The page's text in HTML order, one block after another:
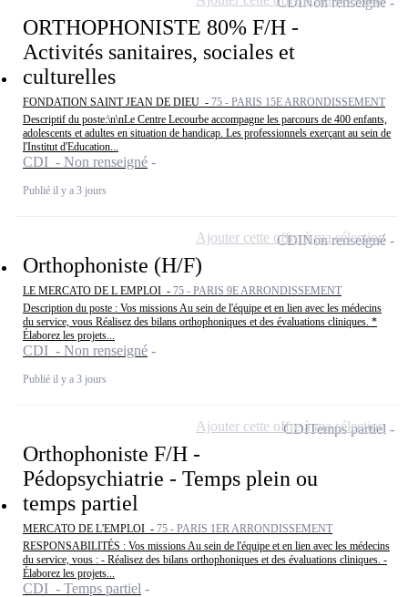
ORTHOPHONISTE 80% F/H -
Activités sanitaires, sociales et
culturelles
FONDATION SAINT JEAN DE DIEU - 75 - PARIS 15E ARRONDISSEMENT
Descriptif du poste:\n\nLe Centre Lecourbe accompagne les parcours de 400 enfants,
adolescents et adultes en situation de handicap. Les professionnels exerçant au sein de
l'Institut d'Education...
CDI - Non renseigné
Publié il y a 3 jours
Orthophoniste (H/F)
LE MERCATO DE L EMPLOI - 75 - PARIS 9E ARRONDISSEMENT
Description du poste : Vos missions Au sein de l'équipe et en lien avec les médecins
du service, vous Réalisez des bilans orthophoniques et des évaluations cliniques. *
Élaborez les projets...
CDI - Non renseigné
Publié il y a 3 jours
CDINon renseigné
Ajouter cette offre à ma sélection
Orthophoniste F/H -
Pédopsychiatrie - Temps plein ou
temps partiel
MERCATO DE L'EMPLOI - 75 - PARIS 1ER ARRONDISSEMENT
RESPONSABILITÉS : Vos missions Au sein de l'équipe et en lien avec les médecins
du service, vous : - Réalisez des bilans orthophoniques et des évaluations cliniques. -
Élaborez les projets...
CDI - Temps partiel
CDITemps partiel
Ajouter cette offre à ma sélection